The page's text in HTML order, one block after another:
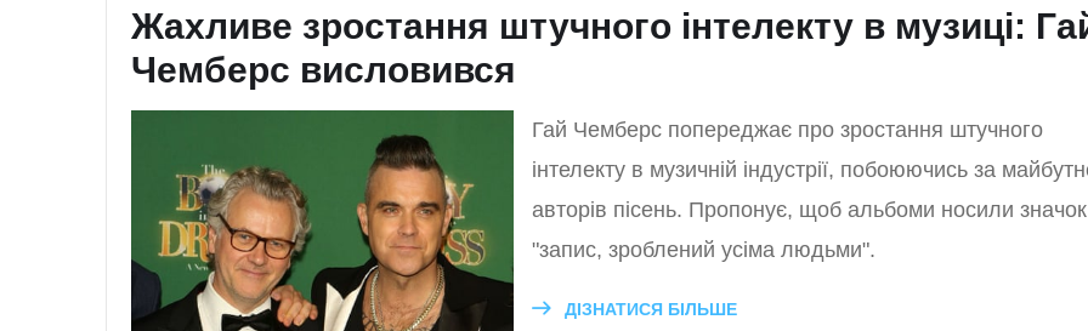
Жахливе зростання штучного інтелекту в музиці:
Чемберс висловився
Гай Чемберс попереджає про зростання штучного
інтелекту в музичній індустрії, побоюючись за
авторів пісень. Пропонує, щоб альбоми носили значок
"запис, зроблений усіма людьми".
ДІЗНАТИСЯ БІЛЬШЕ